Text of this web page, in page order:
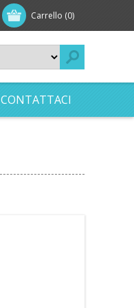
Carrello (0)
CONTATTACI